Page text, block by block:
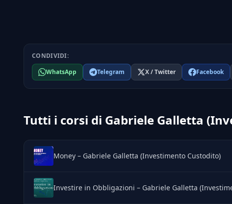
CONDIVIDI:
WhatsApp
Telegram X / Twitter Facebook
Tutti i corsi di Gabriele Galletta
Money – Gabriele Galletta (Investimento Custodito)
Investire in Obbligazioni – Gabriele Galletta